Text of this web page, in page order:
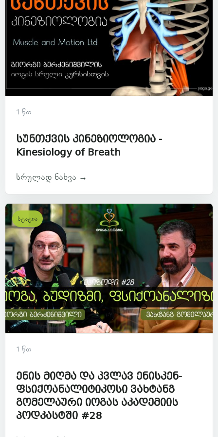
1 წთ
სუნთქვის კინეზიოლოგია -
Kinesiology of Breath
სრულად ნახვა →
სტატია
1 წთ
ენის მიღმა და კვლავ ენისკენ-
ფსიქოანალიტიკოსი ვახტანგ
გომელაური იოგას აკადემიის
პოდკასტში #28